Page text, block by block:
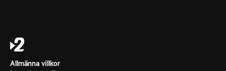
Allmänna villkor